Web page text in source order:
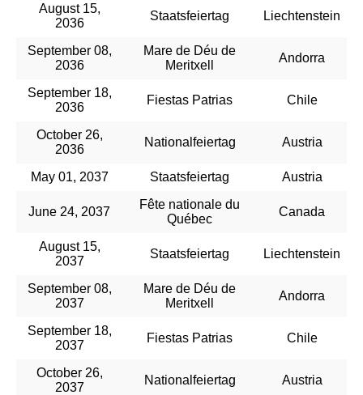
August 15,
2036
Staatsfeiertag Liechtenstein
September 08,
2036
Mare de Déu de
Meritxell
Andorra
September 18,
2036
Fiestas Patrias Chile
October 26,
2036
Nationalfeiertag Austria
May 01, 2037 Staatsfeiertag Austria
June 24, 2037
Fête nationale du
Québec
Canada
August 15,
2037
Staatsfeiertag Liechtenstein
September 08,
2037
Mare de Déu de
Meritxell
Andorra
September 18,
2037
Fiestas Patrias Chile
October 26,
2037
Nationalfeiertag Austria